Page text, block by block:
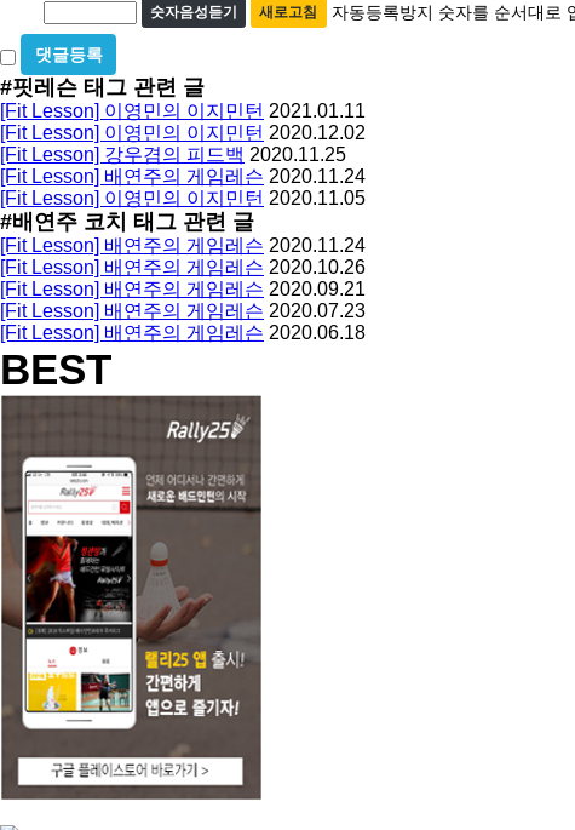
필
수
동
등
록
방
지
숫자음성듣기 새로고침 자동등록방지 숫자를 순서대로
비
밀
글
사
용
#핏레슨 태그 관련 글
[Fit Lesson] 이영민의 이지민턴 2021.01.11
[Fit Lesson] 이영민의 이지민턴 2020.12.02
[Fit Lesson] 강우겸의 피드백 2020.11.25
[Fit Lesson] 배연주의 게임레슨 2020.11.24
[Fit Lesson] 이영민의 이지민턴 2020.11.05
#배연주 코치 태그 관련 글
[Fit Lesson] 배연주의 게임레슨 2020.11.24
[Fit Lesson] 배연주의 게임레슨 2020.10.26
[Fit Lesson] 배연주의 게임레슨 2020.09.21
[Fit Lesson] 배연주의 게임레슨 2020.07.23
[Fit Lesson] 배연주의 게임레슨 2020.06.18
BEST